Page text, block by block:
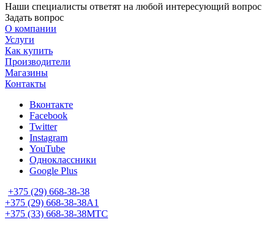
Наши специалисты ответят на любой интересующий вопрос
Задать вопрос
О компании
Услуги
Как купить
Производители
Магазины
Контакты
Вконтакте
Facebook
Twitter
Instagram
YouTube
Одноклассники
Google Plus
+375 (29) 668-38-38
+375 (29) 668-38-38A1
+375 (33) 668-38-38МТС